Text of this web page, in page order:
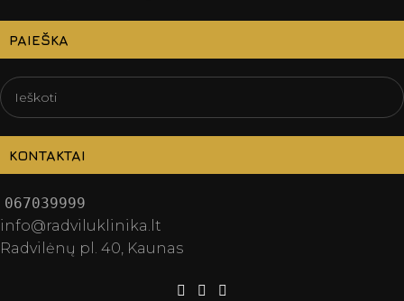
PAIEŠKA
KONTAKTAI
067039999
info@radviluklinika.lt
Radvilėnų pl. 40, Kaunas